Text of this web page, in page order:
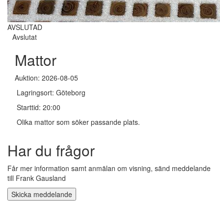
AVSLUTAD
Avslutat
Mattor
Auktion: 2026-08-05
Lagringsort: Göteborg
Starttid: 20:00
Olika mattor som söker passande plats.
Har du frågor
Får mer information samt anmälan om visning, sänd meddelande
till Frank Gausland
Skicka meddelande